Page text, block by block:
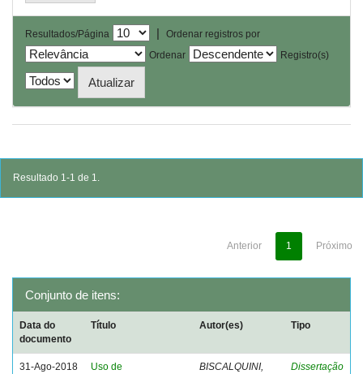
Resultados/Página |
Ordenar registros por
Ordenar
Registro(s)
Resultado 1-1 de 1.
Anterior 1 Próximo
Conjunto de itens:
Data do
documento
Título Autor(es) Tipo
31-Ago-2018
Uso de
BISCALQUINI,
Dissertação